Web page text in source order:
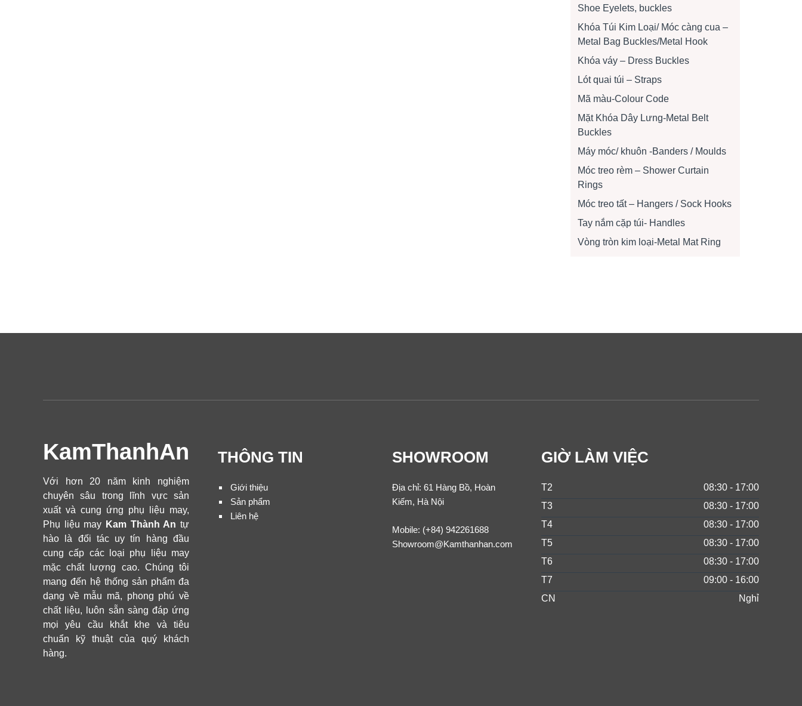
Shoe Eyelets, buckles
Khóa Túi Kim Loại/ Móc càng cua –
Metal Bag Buckles/Metal Hook
Khóa váy – Dress Buckles
Lót quai túi – Straps
Mã màu-Colour Code
Mặt Khóa Dây Lưng-Metal Belt
Buckles
Máy móc/ khuôn -Banders / Moulds
Móc treo rèm – Shower Curtain
Rings
Móc treo tất – Hangers / Sock Hooks
Tay nắm cặp túi- Handles
Vòng tròn kim loại-Metal Mat Ring
KamThanhAn
Với hơn 20 năm kinh nghiệm
chuyên sâu trong lĩnh vực sản
xuất và cung ứng phụ liệu may,
Phụ liệu may Kam Thành An tự
hào là đối tác uy tín hàng đầu
cung cấp các loại phụ liệu may
mặc chất lượng cao. Chúng tôi
mang đến hệ thống sản phẩm đa
dạng về mẫu mã, phong phú về
chất liệu, luôn sẵn sàng đáp ứng
mọi yêu cầu khắt khe và tiêu
chuẩn kỹ thuật của quý khách
hàng.
THÔNG TIN
Giới thiệu
Sản phẩm
Liên hệ
SHOWROOM
Địa chỉ: 61 Hàng Bồ, Hoàn
Kiếm, Hà Nội
Mobile: (+84) 942261688
Showroom@Kamthanhan.com
GIỜ LÀM VIỆC
T2
08:30 - 17:00
T3
08:30 - 17:00
T4
08:30 - 17:00
T5
08:30 - 17:00
T6
08:30 - 17:00
T7
09:00 - 16:00
CN
Nghỉ